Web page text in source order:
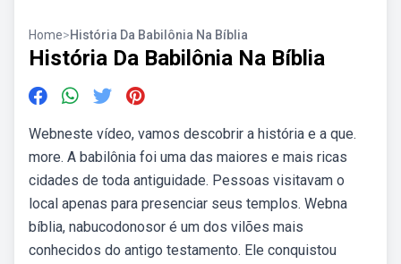
Home>História Da Babilônia Na Bíblia
História Da Babilônia Na Bíblia
Webneste vídeo, vamos descobrir a história e a que.
more. A babilônia foi uma das maiores e mais ricas
cidades de toda antiguidade. Pessoas visitavam o
local apenas para presenciar seus templos. Webna
bíblia, nabucodonosor é um dos vilões mais
conhecidos do antigo testamento. Ele conquistou